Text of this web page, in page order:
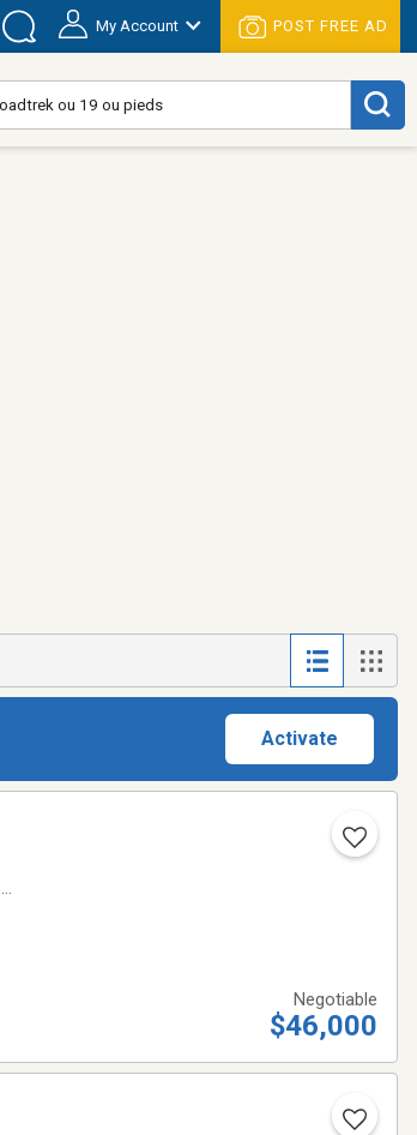
My Account POST FREE AD
Activate
Negotiable
$46,000